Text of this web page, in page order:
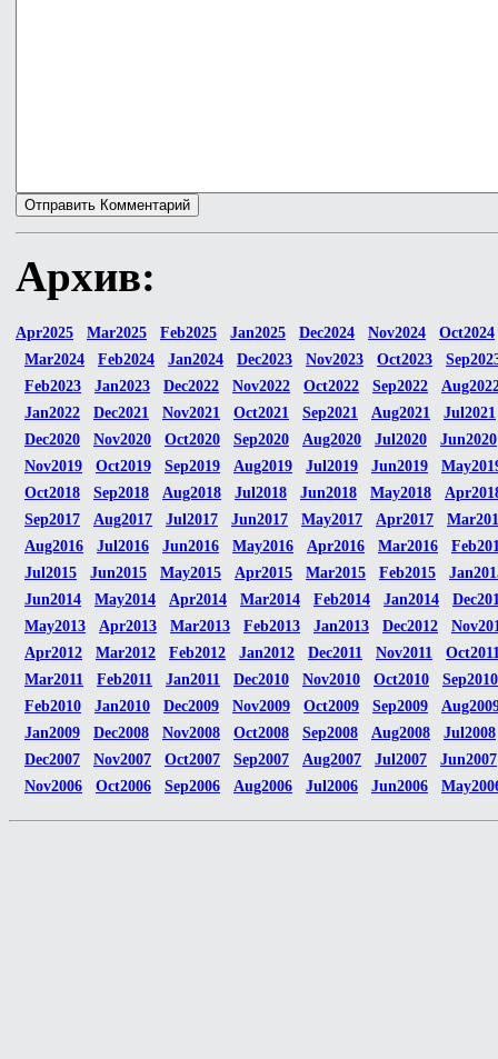
Архив:
Apr2025 Mar2025 Feb2025 Jan2025 Dec2024 Nov2024
Oct2024
Mar2024
Feb2024 Jan2024 Dec2023 Nov2023 Oct2023
Feb2023
Jan2023 Dec2022 Nov2022 Oct2022 Sep2022
Jan2022
Dec2021 Nov2021 Oct2021 Sep2021 Aug2021
Jul2021
Dec2020
Nov2020 Oct2020 Sep2020 Aug2020 Jul2020
Jun2020
Nov2019
Oct2019 Sep2019 Aug2019 Jul2019 Jun2019
Oct2018
Sep2018 Aug2018 Jul2018 Jun2018 May2018
Sep2017
Aug2017 Jul2017 Jun2017 May2017 Apr2017
Aug2016
Jul2016 Jun2016 May2016 Apr2016 Mar2016
Jul2015
Jun2015 May2015 Apr2015 Mar2015 Feb2015
Jun2014
May2014 Apr2014 Mar2014 Feb2014 Jan2014
May2013
Apr2013 Mar2013 Feb2013 Jan2013 Dec2012
Apr2012
Mar2012 Feb2012 Jan2012 Dec2011 Nov2011
Mar2011
Feb2011 Jan2011 Dec2010 Nov2010 Oct2010
Sep2010
Feb2010
Jan2010 Dec2009 Nov2009 Oct2009 Sep2009
Jan2009
Dec2008 Nov2008 Oct2008 Sep2008 Aug2008
Jul2008
Dec2007
Nov2007 Oct2007 Sep2007 Aug2007 Jul2007
Jun2007
Nov2006
Oct2006 Sep2006 Aug2006 Jul2006 Jun2006